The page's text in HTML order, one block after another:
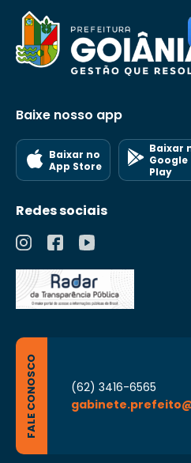
Baixe nosso app
Baixar no
App Store
Baixar
Google
Play
Redes sociais
FALE CONOSCO
(62) 3416-6565